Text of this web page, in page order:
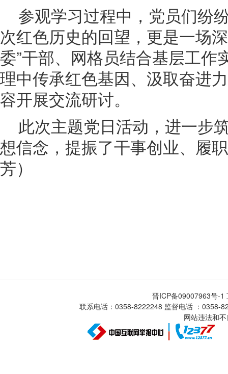
参观学习过程中，党员们纷
次红色历史的回望，更是一场
委”干部、网格员结合基层工作
理中传承红色基因、汲取奋进
容开展交流研讨。
此次主题党日活动，进一步
想信念，提振了干事创业、履
芳）
晋ICP备09007963号-1
联系电话：0358-8222248 监督电话 ：
网站违法和